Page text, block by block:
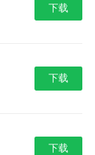
下载
下载
下载